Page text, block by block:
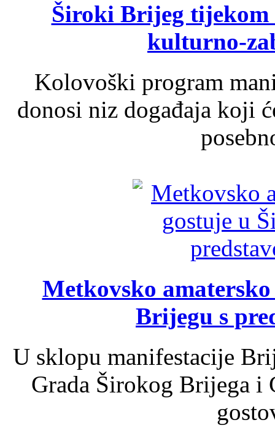
Široki Brijeg tijekom
kulturno-
Kolovoški program
donosi niz događaja koji
Metkovsko
Brijegu s
U sklopu manifestacije
Grada Širokog Brijega